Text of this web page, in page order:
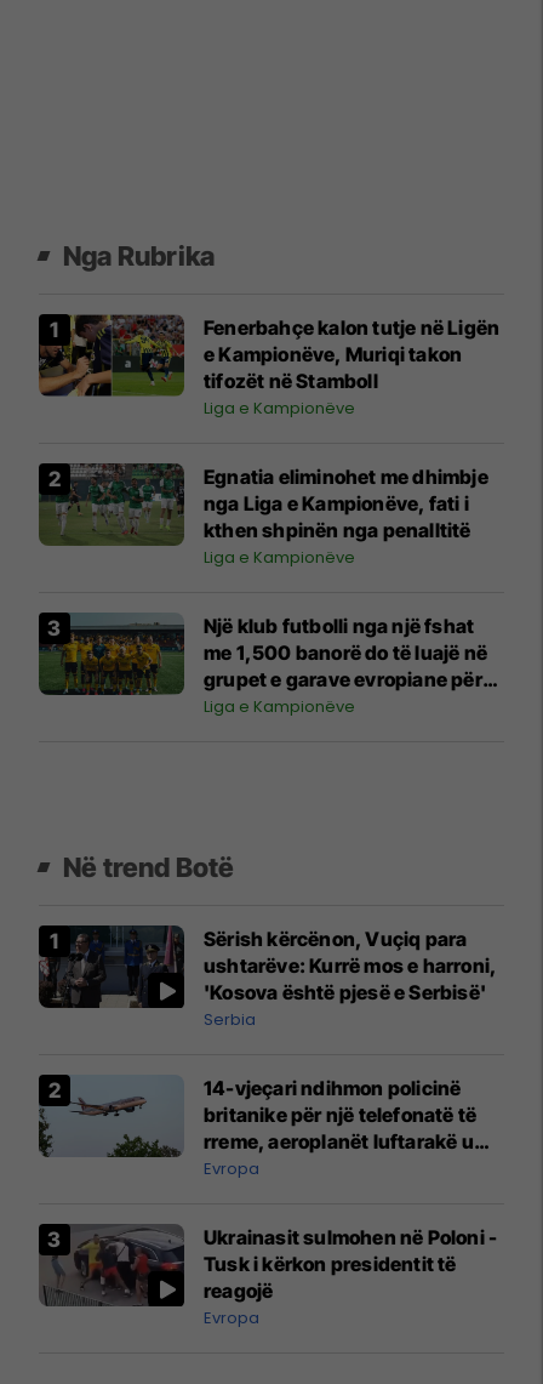
Nga Rubrika
Fenerbahçe kalon tutje në Ligën
e Kampionëve, Muriqi takon
tifozët në Stamboll
Liga e Kampionëve
Egnatia eliminohet me dhimbje
nga Liga e Kampionëve, fati i
kthen shpinën nga penalltitë
Liga e Kampionëve
Një klub futbolli nga një fshat
me 1,500 banorë do të luajë në
grupet e garave evropiane për
herë të parë në histori
Liga e Kampionëve
Në trend Botë
Sërish kërcënon, Vuçiq para
ushtarëve: Kurrë mos e harroni,
'Kosova është pjesë e Serbisë'
Serbia
14-vjeçari ndihmon policinë
britanike për një telefonatë të
rreme, aeroplanët luftarakë u
ngritën në ajër për të
Mançesterit
Evropa
Ukrainasit sulmohen në Poloni -
Tusk i kërkon presidentit të
reagojë
Evropa